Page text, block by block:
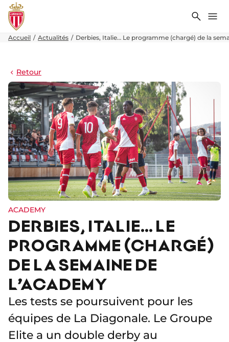
Accueil Actualités Derbies, Italie… Le programme (chargé) de la
Retour
ACADEMY
DERBIES, ITALIE… LE
PROGRAMME (CHARGÉ)
DE LA SEMAINE DE
L’ACADEMY
Les tests se poursuivent pour les
équipes de La Diagonale. Le Groupe
Elite a un double derby au